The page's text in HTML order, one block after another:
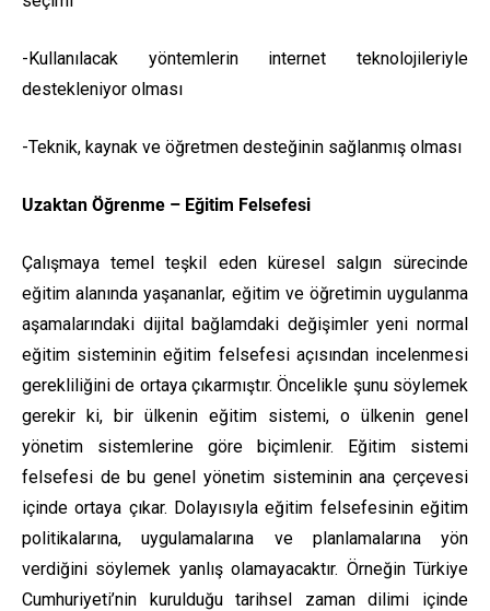
-Kullanılacak yöntemlerin internet teknolojileriyle
destekleniyor olması
-Teknik, kaynak ve öğretmen desteğinin sağlanmış olması
Uzaktan Öğrenme – Eğitim Felsefesi
Çalışmaya temel teşkil eden küresel salgın sürecinde
eğitim alanında yaşananlar, eğitim ve öğretimin uygulanma
aşamalarındaki dijital bağlamdaki değişimler yeni normal
eğitim sisteminin eğitim felsefesi açısından incelenmesi
gerekliliğini de ortaya çıkarmıştır. Öncelikle şunu söylemek
gerekir ki, bir ülkenin eğitim sistemi, o ülkenin genel
yönetim sistemlerine göre biçimlenir. Eğitim sistemi
felsefesi de bu genel yönetim sisteminin ana çerçevesi
içinde ortaya çıkar. Dolayısıyla eğitim felsefesinin eğitim
politikalarına, uygulamalarına ve planlamalarına yön
verdiğini söylemek yanlış olamayacaktır. Örneğin Türkiye
Cumhuriyeti’nin kurulduğu tarihsel zaman dilimi içinde